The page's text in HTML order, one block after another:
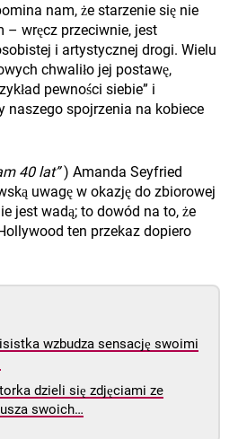
nam, że starzenie się nie
wręcz przeciwnie, jest
i artystycznej drogi. Wielu
chwaliło jej postawę,
pewności siebie” i
naszego spojrzenia na kobiece
40 lat”) Amanda Seyfried
uwagę w okazję do zbiorowej
jest wadą; to dowód na to, że
ten przekaz dopiero
wzbudza sensację swoimi
dzieli się zdjęciami ze
swoich…